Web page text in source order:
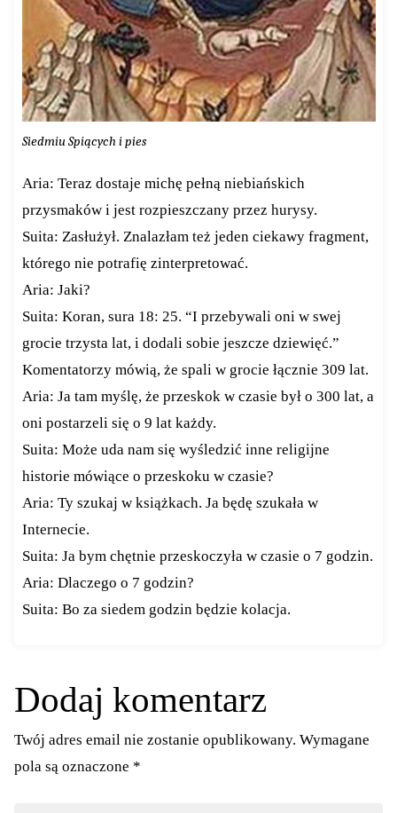
Siedmiu Spiących i pies
Aria: Teraz dostaje michę pełną niebiańskich
przysmaków i jest rozpieszczany przez hurysy.
Suita: Zasłużył. Znalazłam też jeden ciekawy fragment,
którego nie potrafię zinterpretować.
Aria: Jaki?
Suita: Koran, sura 18: 25. “I przebywali oni w swej
grocie trzysta lat, i dodali sobie jeszcze dziewięć.”
Komentatorzy mówią, że spali w grocie łącznie 309 lat.
Aria: Ja tam myślę, że przeskok w czasie był o 300 lat, a
oni postarzeli się o 9 lat każdy.
Suita: Może uda nam się wyśledzić inne religijne
historie mówiące o przeskoku w czasie?
Aria: Ty szukaj w książkach. Ja będę szukała w
Internecie.
Suita: Ja bym chętnie przeskoczyła w czasie o 7 godzin.
Aria: Dlaczego o 7 godzin?
Suita: Bo za siedem godzin będzie kolacja.
Dodaj komentarz
Twój adres email nie zostanie opublikowany. Wymagane
pola są oznaczone *